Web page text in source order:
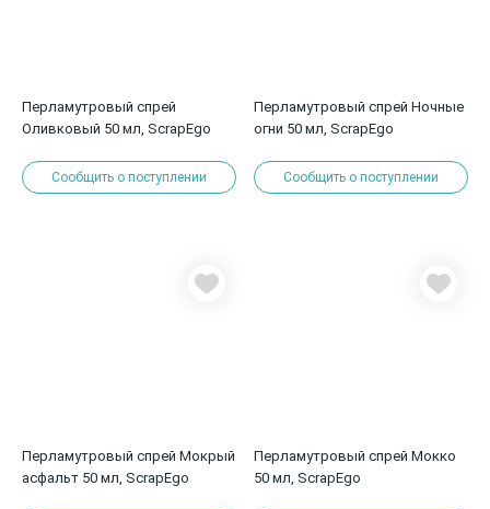
Перламутровый спрей
Оливковый 50 мл, ScrapEgo
Сообщить о поступлении
Перламутровый спрей Ночные
огни 50 мл, ScrapEgo
Сообщить о поступлении
Перламутровый спрей Мокрый
асфальт 50 мл, ScrapEgo
Перламутровый спрей Мокко
50 мл, ScrapEgo